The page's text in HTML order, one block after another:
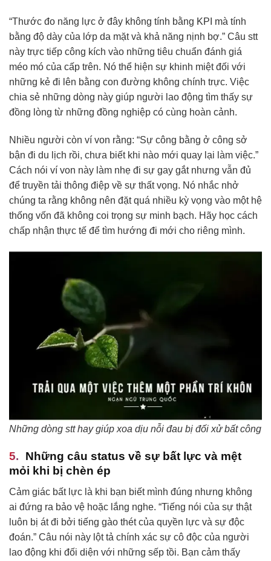
“Thước đo năng lực ở đây không tính bằng KPI mà tính
bằng độ dày của lớp da mặt và khả năng nịnh bợ.” Câu stt
này trực tiếp công kích vào những tiêu chuẩn đánh giá
méo mó của cấp trên. Nó thể hiện sự khinh miệt đối với
những kẻ đi lên bằng con đường không chính trực. Việc
chia sẻ những dòng này giúp người lao động tìm thấy sự
đồng lòng từ những đồng nghiệp có cùng hoàn cảnh.
Nhiều người còn ví von rằng: “Sự công bằng ở công sở
bận đi du lịch rồi, chưa biết khi nào mới quay lại làm việc.”
Cách nói ví von này làm nhẹ đi sự gay gắt nhưng vẫn đủ
để truyền tải thông điệp về sự thất vọng. Nó nhắc nhở
chúng ta rằng không nên đặt quá nhiều kỳ vọng vào một hệ
thống vốn đã không coi trọng sự minh bạch. Hãy học cách
chấp nhận thực tế để tìm hướng đi mới cho riêng mình.
Những dòng stt hay giúp xoa dịu nỗi đau bị đối xử bất công
Những câu status về sự bất lực và mệt
mỏi khi bị chèn ép
Cảm giác bất lực là khi bạn biết mình đúng nhưng không
ai đứng ra bảo vệ hoặc lắng nghe. “Tiếng nói của sự thật
luôn bị át đi bởi tiếng gào thét của quyền lực và sự độc
đoán.” Câu nói này lột tả chính xác sự cô độc của người
lao động khi đối diện với những sếp tồi. Bạn cảm thấy